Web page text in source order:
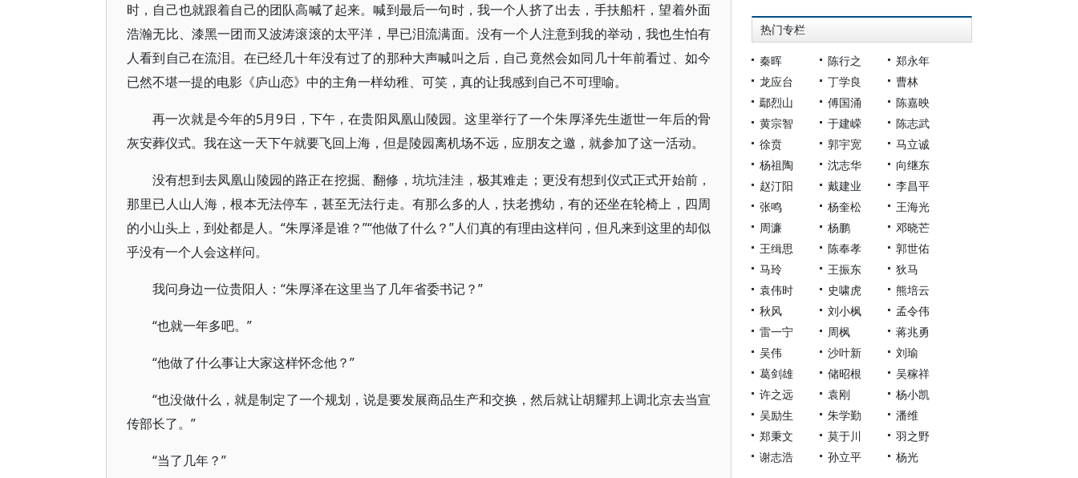
时，自己也就跟着自己的团队高喊了起来。喊到最后一句时，我一个人挤了出去，手扶船杆，望着外面
浩瀚无比、漆黑一团而又波涛滚滚的太平洋，早已泪流满面。没有一个人注意到我的举动，我也生怕有
人看到自己在流泪。在已经几十年没有过了的那种大声喊叫之后，自己竟然会如同几十年前看过、如今
已然不堪一提的电影《庐山恋》中的主角一样幼稚、可笑，真的让我感到自己不可理喻。
再一次就是今年的5月9日，下午，在贵阳凤凰山陵园。这里举行了一个朱厚泽先生逝世一年后的骨
灰安葬仪式。我在这一天下午就要飞回上海，但是陵园离机场不远，应朋友之邀，就参加了这一活动。
没有想到去凤凰山陵园的路正在挖掘、翻修，坑坑洼洼，极其难走；更没有想到仪式正式开始前，
那里已人山人海，根本无法停车，甚至无法行走。有那么多的人，扶老携幼，有的还坐在轮椅上，四周
的小山头上，到处都是人。“朱厚泽是谁？”“他做了什么？”人们真的有理由这样问，但凡来到这里的却似
乎没有一个人会这样问。
我问身边一位贵阳人：“朱厚泽在这里当了几年省委书记？”
“也就一年多吧。”
“他做了什么事让大家这样怀念他？”
“也没做什么，就是制定了一个规划，说是要发展商品生产和交换，然后就让胡耀邦上调北京去当宣
传部长了。”
“当了几年？”
热门专栏
秦晖 陈行之
郑永年
龙应台
丁学良
曹林
鄢烈山
傅国涌
陈嘉映
黄宗智
于建嵘
陈志武
徐贲
郭宇宽
马立诚
杨祖陶
沈志华
向继东
赵汀阳
戴建业
李昌平
张鸣
杨奎松
王海光
周濂
杨鹏
邓晓芒
王缉思
陈奉孝
郭世佑
马玲
王振东
狄马
袁伟时
史啸虎
熊培云
秋风
刘小枫
孟令伟
雷一宁
周枫
蒋兆勇
吴伟
沙叶新
刘瑜
葛剑雄
储昭根
吴稼祥
许之远
袁刚
杨小凯
吴励生
朱学勤
潘维
郑秉文
莫于川
羽之野
谢志浩
孙立平 杨光